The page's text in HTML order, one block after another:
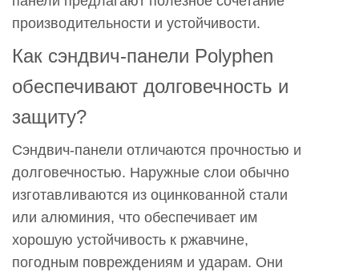
производительности и устойчивости.
Как сэндвич-панели Polyphen
обеспечивают долговечность и
защиту?
Сэндвич-панели отличаются прочностью и
долговечностью. Наружные слои обычно
изготавливаются из оцинкованной стали
или алюминия, что обеспечивает им
хорошую устойчивость к ржавчине,
погодным повреждениям и ударам. Они